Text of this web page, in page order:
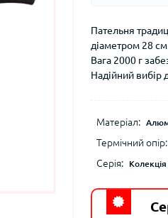
Пательня
діаметром 28 см
Вага 2000 г
Надійний вибір
Матеріал:
Термічний опір:
Серія: